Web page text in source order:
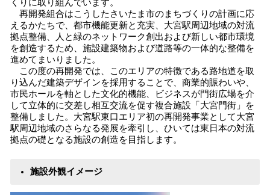
くりに取り組んでいます。
再開発組合はこうしたさいたま市のまちづくりの計画に応
えるかたちで、都市機能更新と充実、大宮駅周辺地域の対流
拠点整備、人と緑のネットワーク創出および新しい都市環境
を創造するため、施設建築物および道路等の一体的な整備を
進めてまいりました。
この度の再開発では、このエリアの特徴である路地道を取
り込んだ建築デザインを採用することで、商業的賑わいや、
市民ホールを軸とした文化的機能、ビジネスが門街広場を介
して立体的に交差し相互交流を促す複合施設「大宮門街」を
整備しました。大宮駅東口エリア初の再開発事業として大宮
駅周辺地域のさらなる発展を牽引し、ひいては東日本の対流
拠点の礎となる施設の創造を目指します。
施設外観イメージ